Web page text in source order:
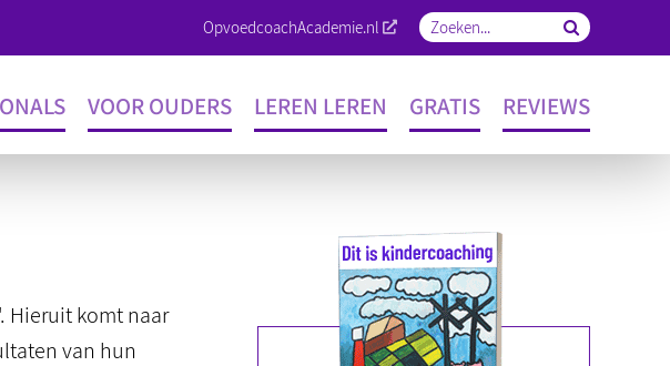
OpvoedcoachAcademie.nl Zoeken
VOOR OUDERS LEREN LEREN GRATIS REVIEWS
Hieruit komt naar
van hun